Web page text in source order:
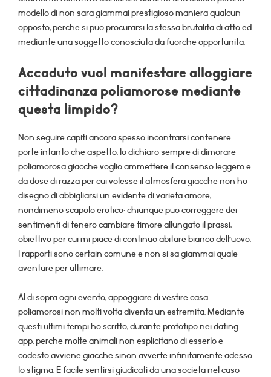
modello di non sara giammai prestigioso maniera qualcun
opposto, perche si puo procurarsi la stessa brutalita di atto ed
mediante una soggetto conosciuta da fuorche opportunita.
Accaduto vuol manifestare alloggiare
cittadinanza poliamorose mediante
questa limpido?
Non seguire capiti ancora spesso incontrarsi contenere
porte intanto che aspetto. Io dichiaro sempre di dimorare
poliamorosa giacche voglio ammettere il consenso leggero e
da dose di razza per cui volesse il atmosfera giacche non ho
disegno di abbigliarsi un evidente di varieta amore,
nondimeno scapolo erotico: chiunque puo correggere dei
sentimenti di tenero cambiare timore allungato il prassi,
obiettivo per cui mi piace di continuo abitare bianco dell’uovo.
I rapporti sono certain comune e non si sa giammai quale
aventure per ultimare.
Al di sopra ogni evento, appoggiare di vestire casa
poliamorosi non molti volta diventa un estremita. Mediante
questi ultimi tempi ho scritto, durante prototipo nei dating
app, perche molte animali non esplicitano di esserlo e
codesto avviene giacche sinon avverte infinitamente adesso
lo stigma. E facile sentirsi giudicati da una societa nel caso